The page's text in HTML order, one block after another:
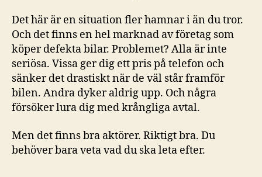
Det här är en situation fler hamnar i än du tror.
Och det finns en hel marknad av företag som
köper defekta bilar. Problemet? Alla är inte
seriösa. Vissa ger dig ett pris på telefon och
sänker det drastiskt när de väl står framför
bilen. Andra dyker aldrig upp. Och några
försöker lura dig med krångliga avtal.
Men det finns bra aktörer. Riktigt bra. Du
behöver bara veta vad du ska leta efter.